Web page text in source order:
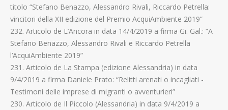
titolo “Stefano Benazzo, Alessandro Rivali, Riccardo Petrella:
vincitori della XII edizione del Premio AcquiAmbiente 2019”
232. Articolo de L’Ancora in data 14/4/2019 a firma Gi. Gal.: “A
Stefano Benazzo, Alessandro Rivali e Riccardo Petrella
l’AcquiAmbiente 2019”
231. Articolo de La Stampa (edizione Alessandria) in data
9/4/2019 a firma Daniele Prato: “Relitti arenati o incagliati -
Testimoni delle imprese di migranti o avventurieri”
230. Articolo de Il Piccolo (Alessandria) in data 9/4/2019 a